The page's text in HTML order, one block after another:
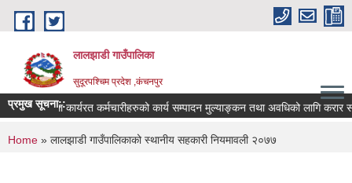
Skip to main content
लालझाडी गाउँपालिका
सुदूरपश्चिम प्रदेश ,कंचनपुर
प्रमुख सूचना::
करार सेवामा कार्यरत कर्मचारीहरुको कार्य सम्पादन मुल्याङ्कन तथा अवधिको लागि करार
You are here
Home » लालझाडी गाउँपालिकाको स्थानीय सहकारी नियमावली २०७७